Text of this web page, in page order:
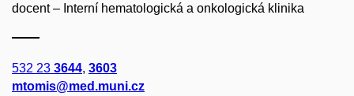
docent – Interní hematologická a onkologická klinika
532 23 3644, 3603
mtomis@med.muni.cz